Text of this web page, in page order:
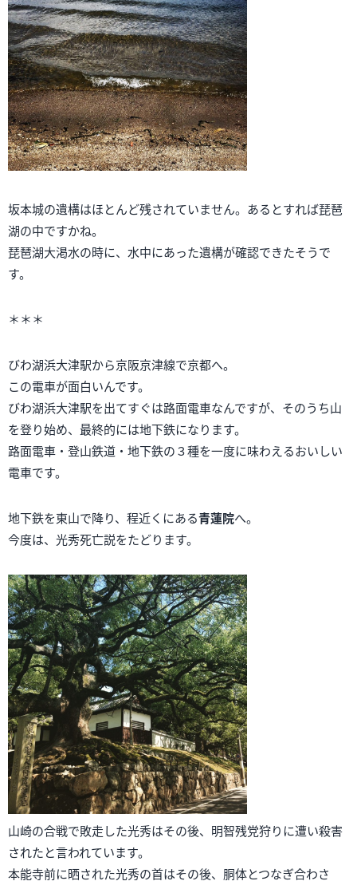
坂本城の遺構はほとんど残されていません。あるとすれば琵琶
湖の中ですかね。
琵琶湖大渇水の時に、水中にあった遺構が確認できたそうで
す。
＊＊＊
びわ湖浜大津駅から京阪京津線で京都へ。
この電車が面白いんです。
びわ湖浜大津駅を出てすぐは路面電車なんですが、そのうち山
を登り始め、最終的には地下鉄になります。
路面電車・登山鉄道・地下鉄の３種を一度に味わえるおいしい
電車です。
地下鉄を東山で降り、程近くにある青蓮院へ。
今度は、光秀死亡説をたどります。
山崎の合戦で敗走した光秀はその後、明智残党狩りに遭い殺害
されたと言われています。
本能寺前に晒された光秀の首はその後、胴体とつなぎ合わさ